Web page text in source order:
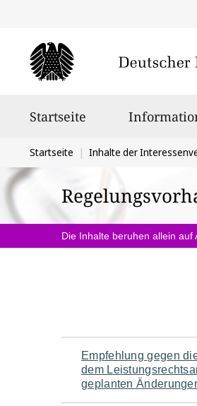
Startseite
Sie
befinden
sich
hier:
Startseite Inhalte der
Die Inhalte beruhen allein
Navigation
für
Empfehlung gegen
dem
geplanten